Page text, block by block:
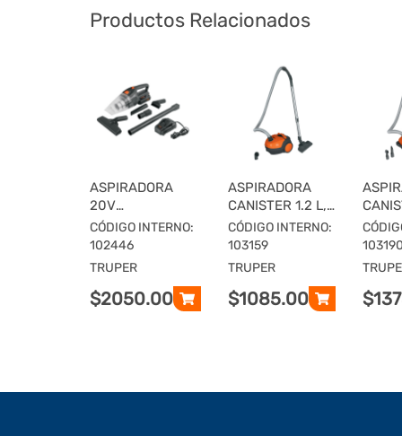
Productos Relacionados
ASPIRADORA
20V
INALAMBRICA,TRUPER
MAX
CÓDIGO INTERNO:
102446
TRUPER
$2050.00
ASPIRADORA
CANISTER 1.2 L,
TRUPER
CÓDIGO INTERNO:
103159
TRUPER
$1085.00